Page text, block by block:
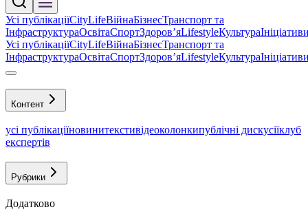
Усі публікаціїCityLifeВійнаБізнесТранспорт та
ІнфраструктураОсвітаСпортЗдоровʼяLifestyleКультура
Усі публікаціїCityLifeВійнаБізнесТранспорт та
ІнфраструктураОсвітаСпортЗдоровʼяLifestyleКультура
Контент
усі публікаціїновинитекстивідеоколонкипублічні дискусіїклуб
експертів
Рубрики
Додатково